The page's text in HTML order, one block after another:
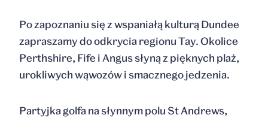
Po zapoznaniu się z wspaniałą kulturą Dundee
zapraszamy do odkrycia regionu Tay. Okolice
Perthshire, Fife i Angus słyną z pięknych plaż,
urokliwych wąwozów i smacznego jedzenia.
Partyjka golfa na słynnym polu St Andrews,